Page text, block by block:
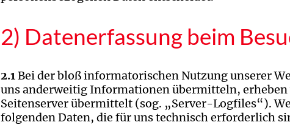
2) Datenerfassung beim
2.1Bei der bloß informatorischen Nutzung unserer
uns anderweitig Informationen übermitteln,
Seitenserver übermittelt (sog. „Server-Logfiles“).
folgenden Daten, die für uns technisch erforderlich